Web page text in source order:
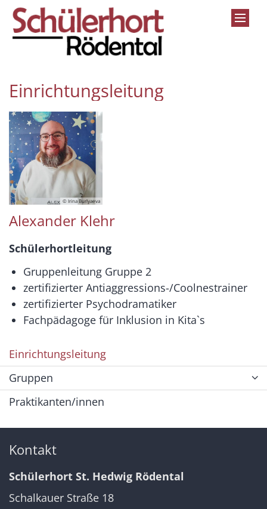
Zum Inhalt springen
Einrichtungsleitung
© Irina Burlyaeva
Alexander Klehr
Schülerhortleitung
Gruppenleitung Gruppe 2
zertifizierter Antiaggressions-/Coolnestrainer
zertifizierter Psychodramatiker
Fachpädagoge für Inklusion in Kita`s
Einrichtungsleitung
Gruppen
Praktikanten/innen
Kontakt
Schülerhort St. Hedwig Rödental
Schalkauer Straße 18